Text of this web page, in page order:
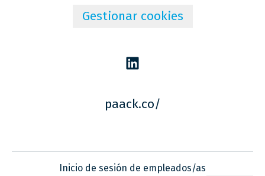
Gestionar cookies
paack.co/
Inicio de sesión de empleados/as